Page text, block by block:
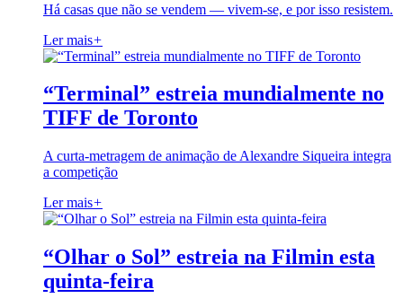
Há casas que não se vendem — vivem-se, e por isso resistem.
Ler mais+
“Terminal” estreia mundialmente no
TIFF de Toronto
A curta-metragem de animação de Alexandre Siqueira integra
a competição
Ler mais+
“Olhar o Sol” estreia na Filmin esta
quinta-feira